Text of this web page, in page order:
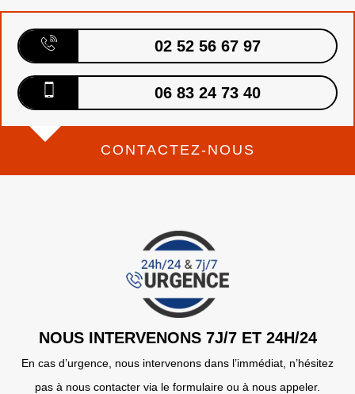
02 52 56 67 97
06 83 24 73 40
CONTACTEZ-NOUS
NOUS INTERVENONS 7J/7 ET 24H/24
En cas d’urgence, nous intervenons dans l’immédiat, n’hésitez
pas à nous contacter via le formulaire ou à nous appeler.